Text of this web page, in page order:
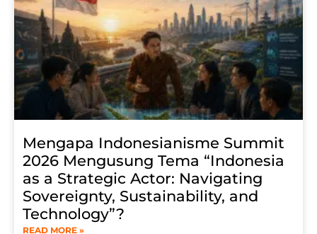
Mengapa Indonesianisme Summit
2026 Mengusung Tema “Indonesia
as a Strategic Actor: Navigating
Sovereignty, Sustainability, and
Technology”?
READ MORE »